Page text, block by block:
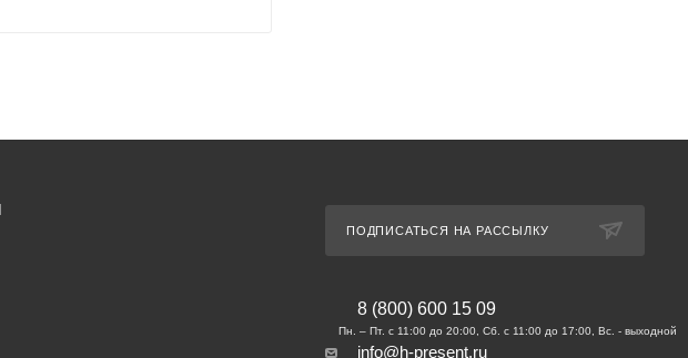
ПОДПИСАТЬСЯ НА РАССЫЛКУ
8 (800) 600 15 09
info@h-present.ru